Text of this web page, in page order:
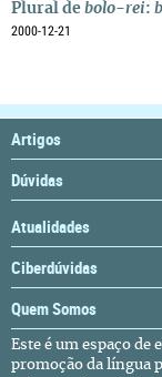
Plural de bolo-rei:
2000-12-21
Artigos
Dúvidas
Atualidades
Ciberdúvidas
Quem Somos
Este é um espaço de
promoção da língua